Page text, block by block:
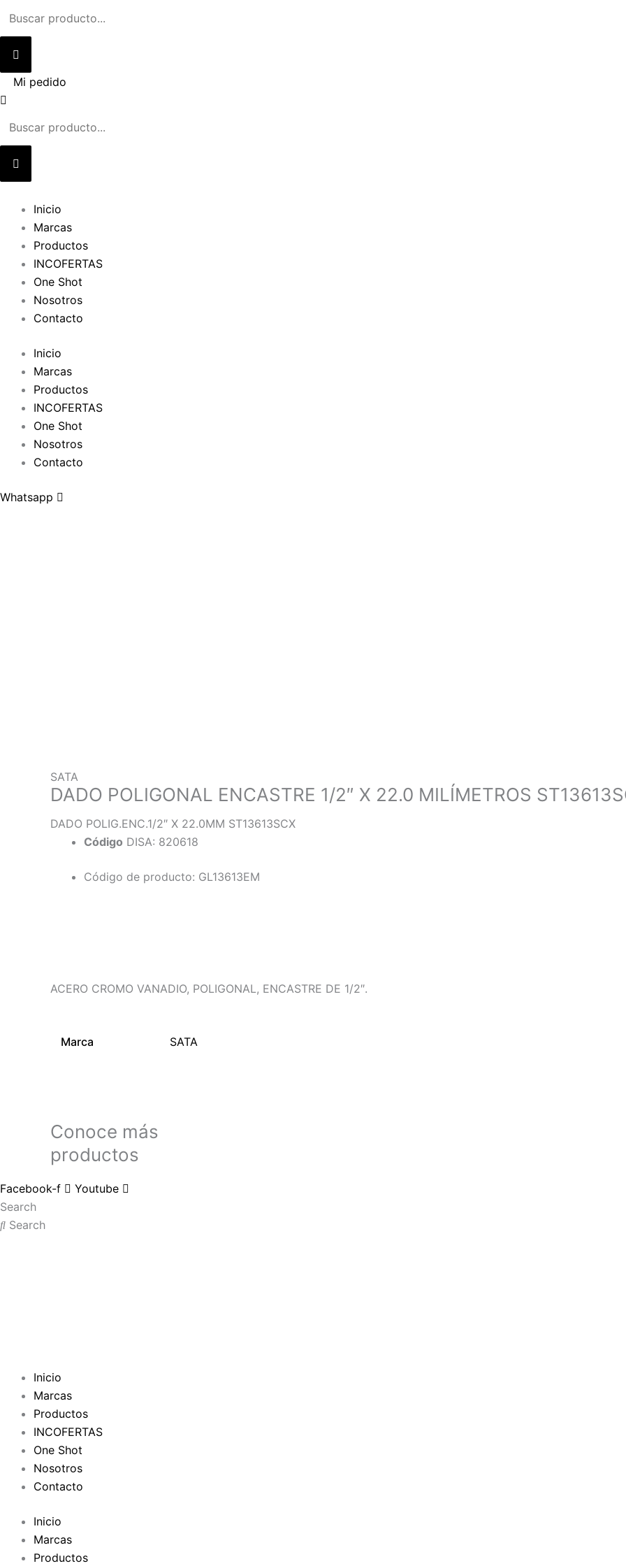
Mi pedido
Inicio
Marcas
Productos
INCOFERTAS
One Shot
Nosotros
Contacto
Inicio
Marcas
Productos
INCOFERTAS
One Shot
Nosotros
Contacto
Whatsapp
SATA
DADO POLIGONAL ENCASTRE 1/2″ X 22.0 MILÍMETROS
DADO POLIG.ENC.1/2″ X 22.0MM ST13613SCX
Código DISA: 820618
Código de producto: GL13613EM
ACERO CROMO VANADIO, POLIGONAL, ENCASTRE DE 1/2″.
Marca SATA
Conoce más
productos
Facebook-f
Youtube
Search
Search
Inicio
Marcas
Productos
INCOFERTAS
One Shot
Nosotros
Contacto
Inicio
Marcas
Productos